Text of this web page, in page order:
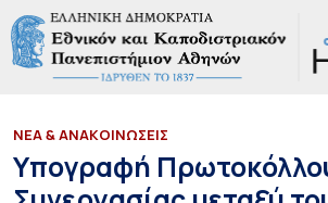
ΝΕΑ & ΑΝΑΚΟΙΝΩΣΕΙΣ
Υπογραφή